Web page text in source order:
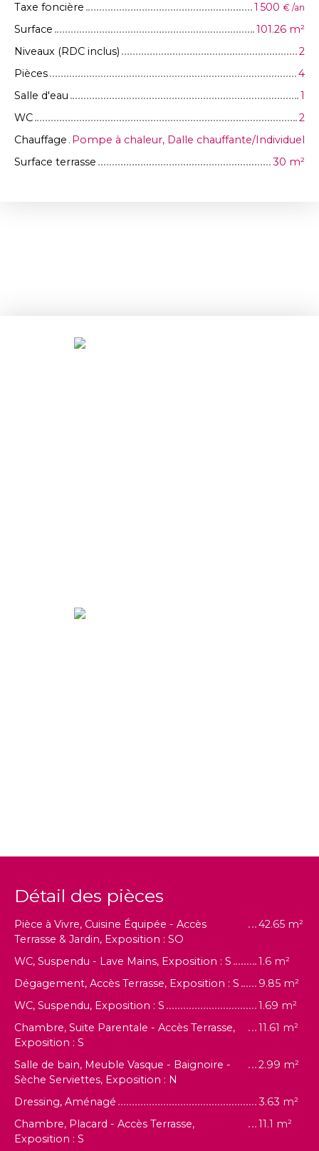
Taxe foncière 1 500 € /an
Surface 101.26 m²
Niveaux (RDC inclus)
2
Pièces
4
Salle d'eau
1
WC
2
Chauffage Pompe à chaleur, Dalle chauffante/Individuel
Surface terrasse
30 m²
Détail des pièces
Pièce à Vivre, Cuisine Équipée - Accès
Terrasse & Jardin, Exposition : SO
42.65 m²
WC, Suspendu - Lave Mains, Exposition : S
1.6 m²
Dégagement, Accès Terrasse, Exposition : S
9.85 m²
WC, Suspendu, Exposition : S
1.69 m²
Chambre, Suite Parentale - Accès Terrasse,
Exposition : S
11.61 m²
Salle de bain, Meuble Vasque - Baignoire -
Sèche Serviettes, Exposition : N
2.99 m²
Dressing, Aménagé
3.63 m²
Chambre, Placard - Accès Terrasse,
Exposition : S
11.1 m²